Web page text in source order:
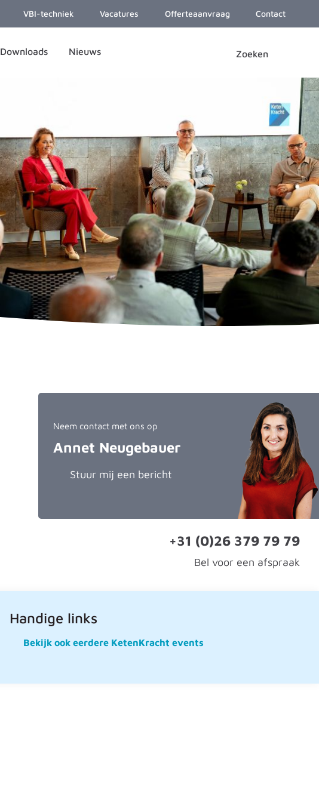
VBI-techniek Vacatures Offerteaanvraag Contact
Downloads Nieuws
Neem contact met ons op
Annet Neugebauer
Stuur mij een bericht
+31 (0)26 379 79 79
Bel voor een afspraak
Handige links
Bekijk ook eerdere KetenKracht events